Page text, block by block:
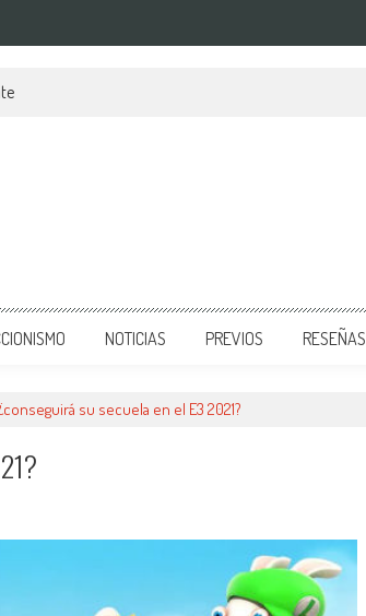
NOTICIAS PREVIOS RESEÑAS
su secuela en el E3 2021?